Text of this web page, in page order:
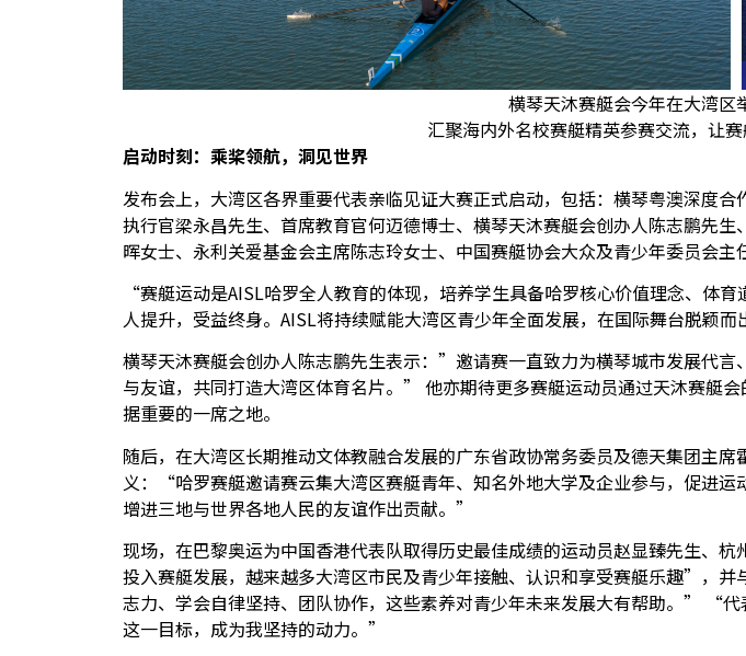
横琴天沐赛艇会今年在大湾区
汇聚海内外名校赛艇精英参赛交流，让
启动时刻：乘桨领航，洞见世界
发布会上，大湾区各界重要代表亲临见证大赛正式启动，包括：横琴粤澳深度合
执行官梁永昌先生、首席教育官何迈德博士、横琴天沐赛艇会创办人陈志鹏先
晖女士、永利关爱基金会主席陈志玲女士、中国赛艇协会大众及青少年委员会主
“赛艇运动是AISL哈罗全人教育的体现，培养学生具备哈罗核心价值理念、体
人提升，受益终身。 AISL将持续赋能大湾区青少年全面发展，在国际舞台脱颖而
横琴天沐赛艇会创办人陈志鹏先生表示： ” 邀请赛一直致力为横琴城市发展代
与友谊，共同打造大湾区体育名片。 ” 他亦期待更多赛艇运动员通过天沐赛艇
据重要的一席之地。
随后，在大湾区长期推动文体教融合发展的广东省政协常务委员及德天集团主
义：
“哈罗赛艇邀请赛云集大湾区赛艇青年、知名外地大学及企业参与，促进
增进三地与世界各地人民的友谊作出贡献。 ”
现场，在巴黎奥运为中国香港代表队取得历史最佳成绩的运动员赵显臻先生、
投入赛艇发展，越来越多大湾区市民及青少年接触、认识和享受赛艇乐趣” ，并
志力、学会自律坚持、团队协作，这些素养对青少年未来发展大有帮助。 ” “代
这一目标，成为我坚持的动力。 ”